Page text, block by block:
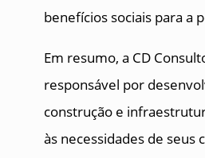
benefícios sociais para a
Em resumo, a CD
responsável por
construção e
às necessidades de seus